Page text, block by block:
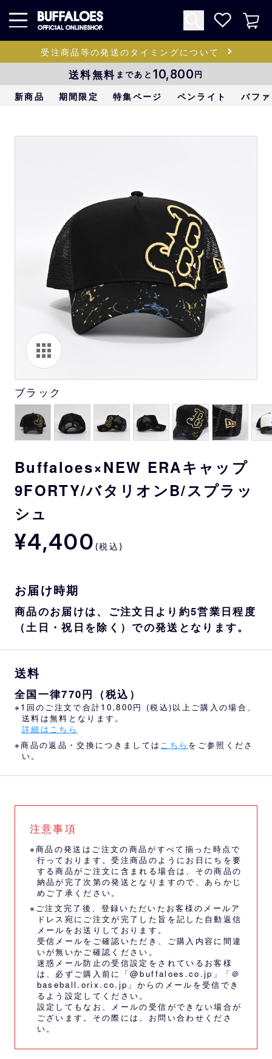
受注商品等の発送のタイミングについて
送料無料 まであと 10,800円
新商品 期間限定 特集ページ ペンライト バフ
ブラック
Buffaloes×NEW ERAキャップ
9FORTY/バタリオンB/スプラッ
シュ
¥4,400 (税込)
お届け時期
商品のお届けは、ご注文日より約5営業日程度
（土日・祝日を除く）での発送となります。
送料
全国一律770円（税込）
※1回のご注文で合計10,800円 (税込)以上ご購入の場合、
送料は無料となります。
詳細はこちら
※商品の返品・交換につきましては こちら をご参照くださ
い。
注意事項
※商品の発送はご注文の商品がすべて揃った時点で
行っております。受注商品のようにお日にちを要
する商品がご注文に含まれる場合は、その商品の
納品が完了次第の発送となりますので、あらかじ
めご了承ください。
※ご注文完了後、登録いただいたお客様のメールア
ドレス宛にご注文が完了した旨を記した自動返信
メールをお送りしております。
受信メールをご確認いただき、ご購入内容に間違
いが無いかご確認ください。
迷惑メール防止の受信設定をされているお客様
は、必ずご購入前に「@buffaloes.co.jp」「＠
baseball.orix.co.jp」からのメールを受信でき
るよう設定してください。
設定してもなお、メールの受信ができない場合が
ございます。その際には、 お問い合わせくださ
い。